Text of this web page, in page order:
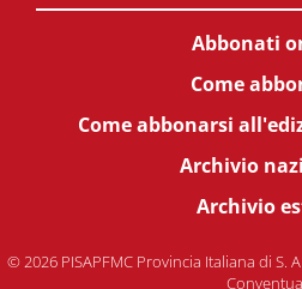
Abbonati
Come
Come abbonarsi
Archivio
Archivio
© 2026 PISAPFMC Provincia Italiana di